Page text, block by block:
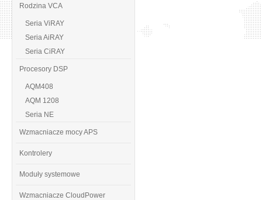
Rodzina VCA
Seria ViRAY
Seria AiRAY
Seria CiRAY
Procesory DSP
AQM408
AQM 1208
Seria NE
Wzmacniacze mocy APS
Kontrolery
Moduły systemowe
Wzmacniacze CloudPower